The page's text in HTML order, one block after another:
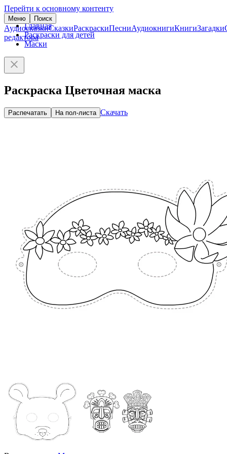
Перейти к основному контенту
Меню Поиск
АудиосказкиСказкиРаскраскиПесниАудиокнигиКнигиЗагадки
редактора
Главная
Раскраски для детей
Маски
Раскраска Цветочная маска
Распечатать На пол-листа Скачать